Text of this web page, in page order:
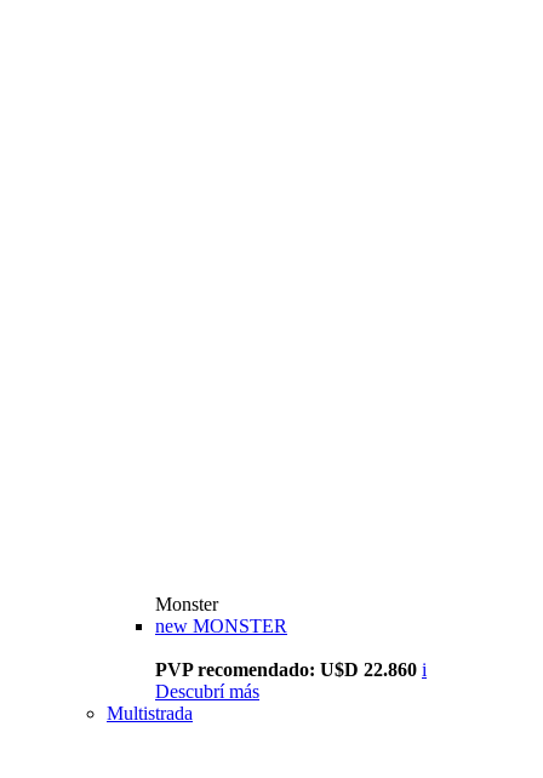
Monster
new MONSTER
PVP recomendado: U$D 22.860 i
Descubrí más
Multistrada